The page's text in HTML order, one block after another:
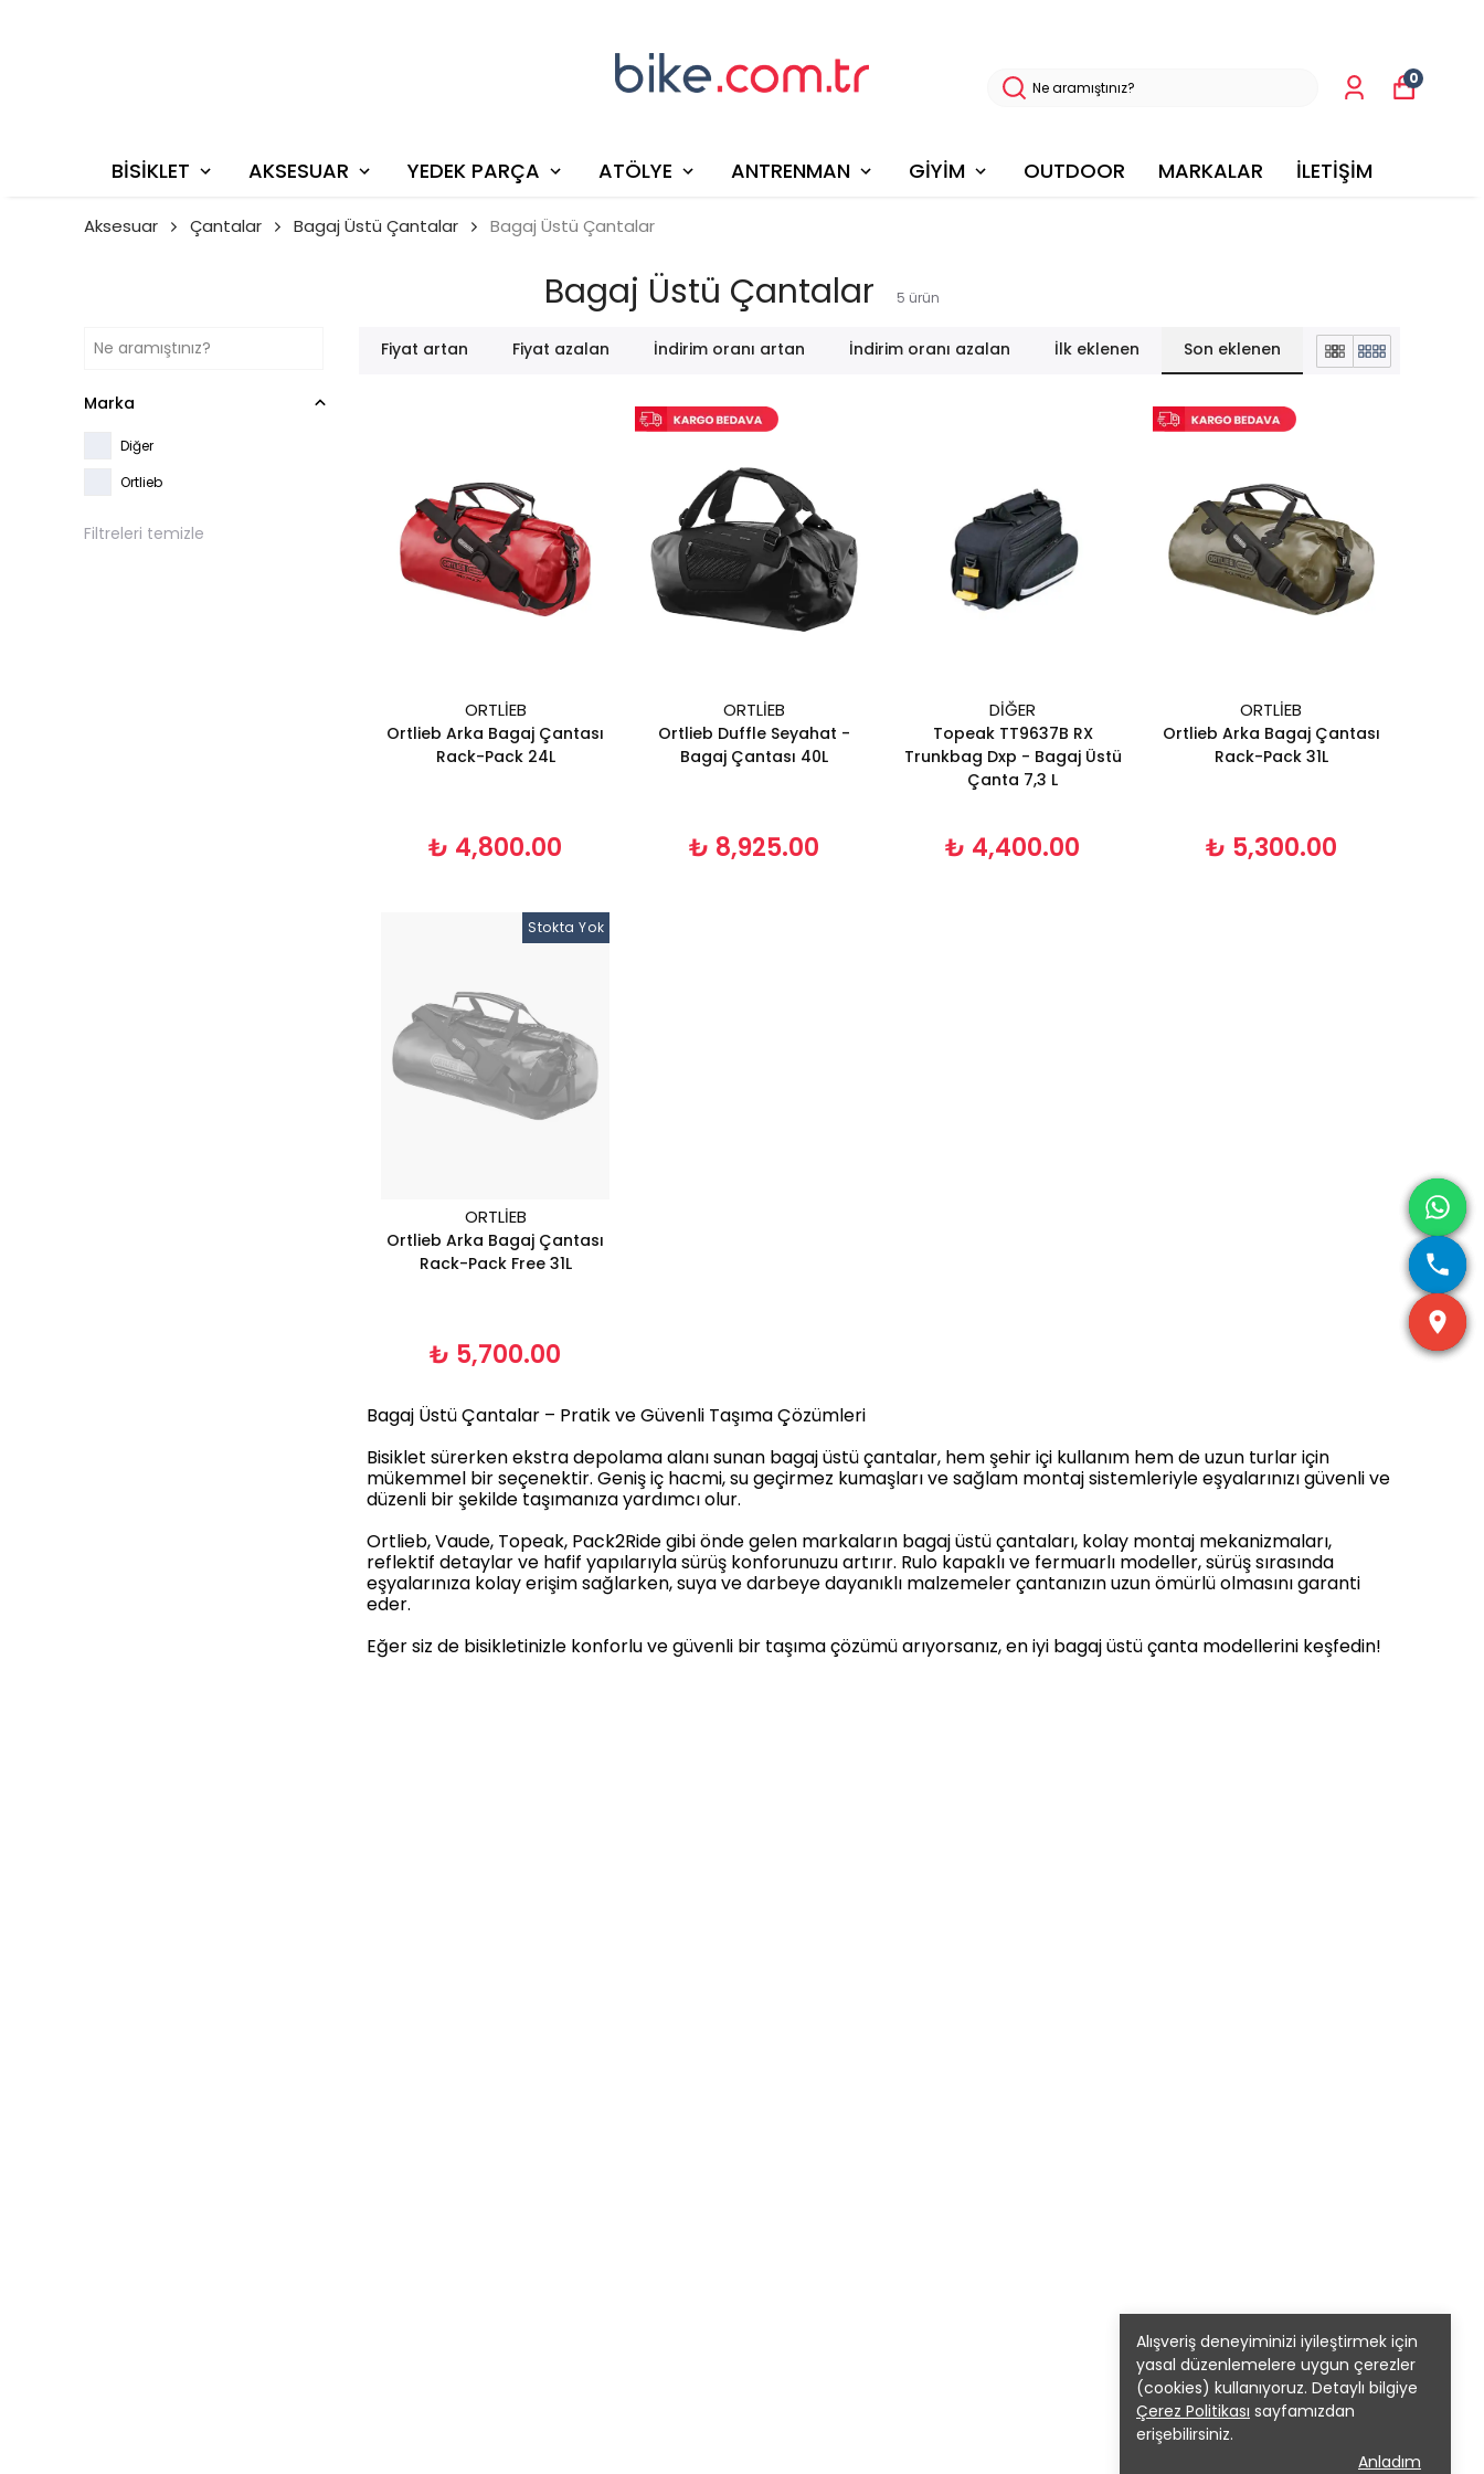
BİSİKLET AKSESUAR YEDEK PARÇA ATÖLYE ANTRENMAN GİYİM OUTDOOR MARKALAR İLETİŞİM
0
Alışveriş deneyiminizi iyileştirmek için
yasal düzenlemelere uygun çerezler
(cookies) kullanıyoruz. Detaylı bilgiye
Çerez Politikası sayfamızdan
erişebilirsiniz.
Anladım
Aksesuar Çantalar Bagaj Üstü Çantalar Bagaj Üstü Çantalar
Bagaj Üstü Çantalar 5 ürün
Fiyat artan Fiyat azalan İndirim oranı artan İndirim oranı azalan İlk eklenen Son eklenen
Marka
Diğer
Ortlieb
Filtreleri temizle
ORTLIEB
Ortlieb Arka Bagaj Çantası
Rack-Pack 24L
₺ 4,800.00
ORTLIEB
Ortlieb Duffle Seyahat -
Bagaj Çantası 40L
₺ 8,925.00
DIĞER
Topeak TT9637B RX
Trunkbag Dxp - Bagaj Üstü
Çanta 7,3 L
₺ 4,400.00
ORTLIEB
Ortlieb Arka Bagaj Çantası
Rack-Pack 31L
₺ 5,300.00
Stokta Yok
ORTLIEB
Ortlieb Arka Bagaj Çantası
Rack-Pack Free 31L
₺ 5,700.00
Bagaj Üstü Çantalar – Pratik ve Güvenli Taşıma Çözümleri
Bisiklet sürerken ekstra depolama alanı sunan bagaj üstü çantalar, hem şehir içi kullanım hem de uzun turlar için
mükemmel bir seçenektir. Geniş iç hacmi, su geçirmez kumaşları ve sağlam montaj sistemleriyle eşyalarınızı güvenli ve
düzenli bir şekilde taşımanıza yardımcı olur.
Ortlieb, Vaude, Topeak, Pack2Ride gibi önde gelen markaların bagaj üstü çantaları, kolay montaj mekanizmaları,
reflektif detaylar ve hafif yapılarıyla sürüş konforunuzu artırır. Rulo kapaklı ve fermuarlı modeller, sürüş sırasında
eşyalarınıza kolay erişim sağlarken, suya ve darbeye dayanıklı malzemeler çantanızın uzun ömürlü olmasını garanti
eder.
Eğer siz de bisikletinizle konforlu ve güvenli bir taşıma çözümü arıyorsanız, en iyi bagaj üstü çanta modellerini keşfedin!